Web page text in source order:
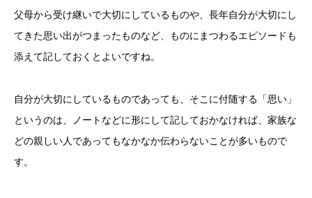
父母から受け継いで大切にしているものや、長年自分が大切にし
てきた思い出がつまったものなど、ものにまつわるエピソードも
添えて記しておくとよいですね。
自分が大切にしているものであっても、そこに付随する「思い」
というのは、ノートなどに形にして記しておかなければ、家族な
どの親しい人であってもなかなか伝わらないことが多いもので
す。